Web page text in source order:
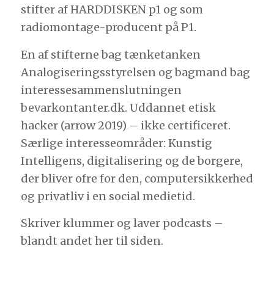
stifter af HARDDISKEN p1 og som
radiomontage-producent på P1.
En af stifterne bag tænketanken
Analogiseringsstyrelsen og bagmand bag
interessesammenslutningen
bevarkontanter.dk. Uddannet etisk
hacker (arrow 2019) – ikke certificeret.
Særlige interesseområder: Kunstig
Intelligens, digitalisering og de borgere,
der bliver ofre for den, computersikkerhed
og privatliv i en social medietid.
Skriver klummer og laver podcasts –
blandt andet her til siden.